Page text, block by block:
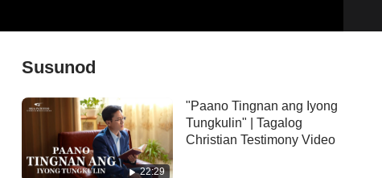
Susunod
22:29
"Paano Tingnan ang Iyong
Tungkulin" | Tagalog
Christian Testimony Video